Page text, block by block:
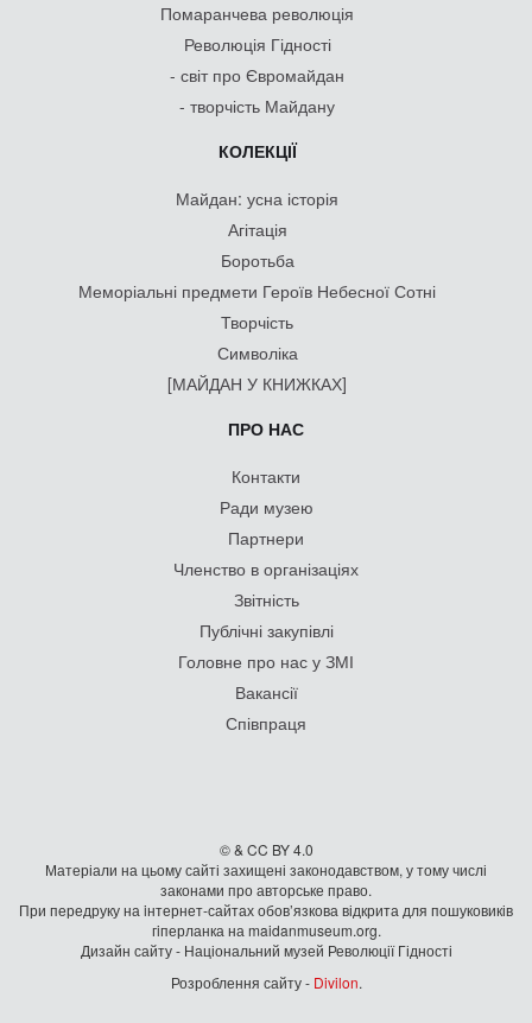
Помаранчева революція
Революція Гідності
- світ про Євромайдан
- творчість Майдану
КОЛЕКЦІЇ
Майдан: усна історія
Агітація
Боротьба
Меморіальні предмети Героїв Небесної Сотні
Творчість
Символіка
[МАЙДАН У КНИЖКАХ]
ПРО НАС
Контакти
Ради музею
Партнери
Членство в організаціях
Звітність
Публічні закупівлі
Головне про нас у ЗМІ
Вакансії
Співпраця
© & CC BY 4.0
Матеріали на цьому сайті захищені законодавством, у тому числі
законами про авторське право.
При передруку на iнтернет-сайтах обов’язкова відкрита для пошуковиків
гiперланка на maidanmuseum.org.
Дизайн сайту - Національний музей Революції Гідності
Розроблення сайту - Divilon.